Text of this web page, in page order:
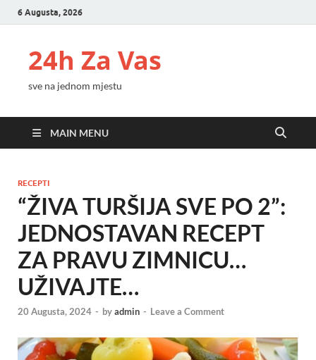
6 Augusta, 2026
24h Za Vas
sve na jednom mjestu
MAIN MENU
RECEPTI
“ŽIVA TURŠIJA SVE PO 2”:
JEDNOSTAVAN RECEPT
ZA PRAVU ZIMNICU…
UŽIVAJTE…
20 Augusta, 2024 - byadmin - Leave a Comment